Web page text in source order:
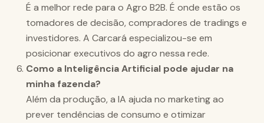
É a melhor rede para o Agro B2B. É onde estão os
tomadores de decisão, compradores de tradings e
investidores. A Carcará especializou-se em
posicionar executivos do agro nessa rede.
Como a Inteligência Artificial pode ajudar na
minha fazenda?
Além da produção, a IA ajuda no marketing ao
prever tendências de consumo e otimizar